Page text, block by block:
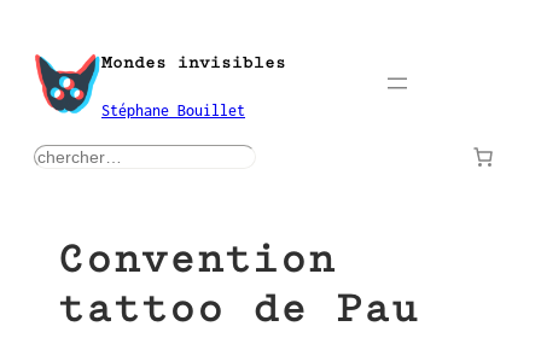
contenu
Mondes invisibles
Stéphane Bouillet
rechercher
Convention
tattoo de Pau